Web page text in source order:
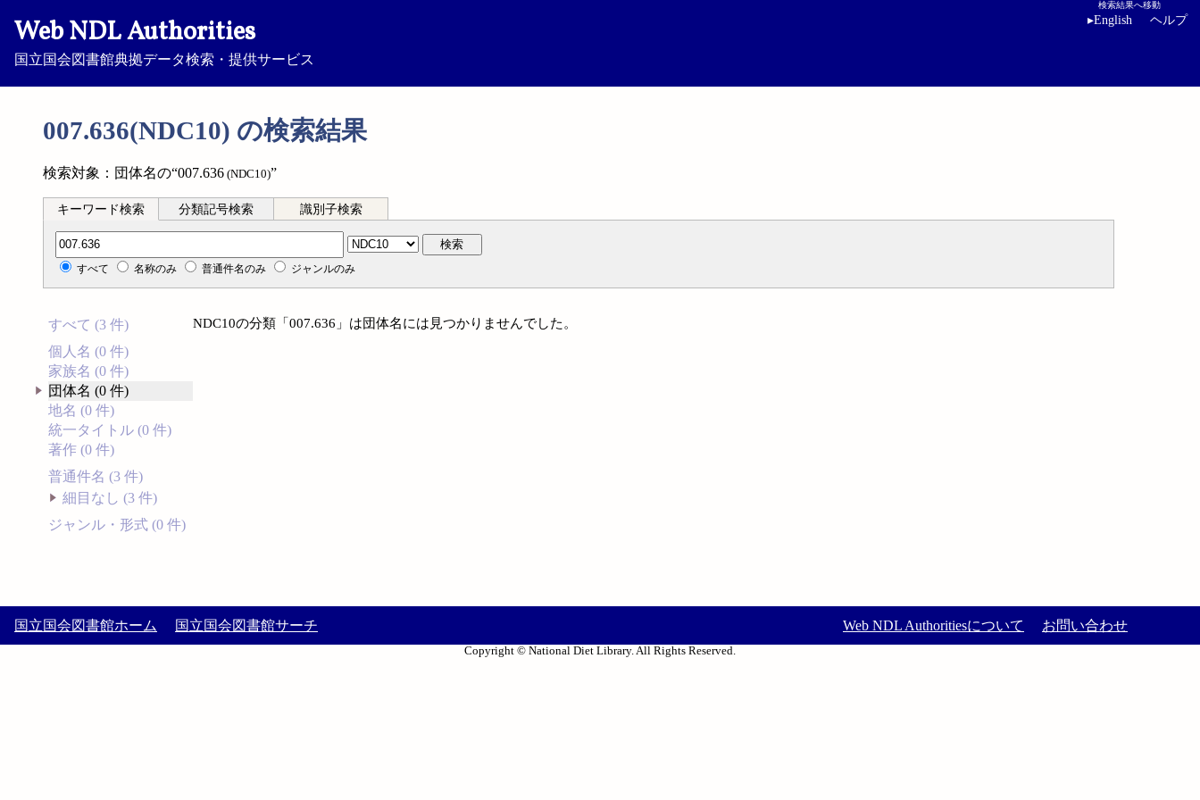
Web NDL Authorities
国立国会図書館典拠データ検索・提供サービス
検索結果へ移動
▸English ヘルプ
007.636(NDC10) の検索結果
検索対象：団体名の“007.636 (NDC10)”
キーワード検索 分類記号検索 識別子検索
分類記号検索 検索
すべて 名称のみ 普通件名のみ ジャンルのみ
すべて (3 件)
個人名 (0 件)
家族名 (0 件)
団体名 (0 件)
地名 (0 件)
統一タイトル (0 件)
著作 (0 件)
普通件名 (3 件)
細目なし (3 件)
ジャンル・形式 (0 件)
NDC10の分類「007.636」は団体名には見つかりませんでした。
国立国会図書館ホーム 国立国会図書館サーチ Web NDL Authoritiesについて お問い合わせ
Copyright © National Diet Library. All Rights Reserved.